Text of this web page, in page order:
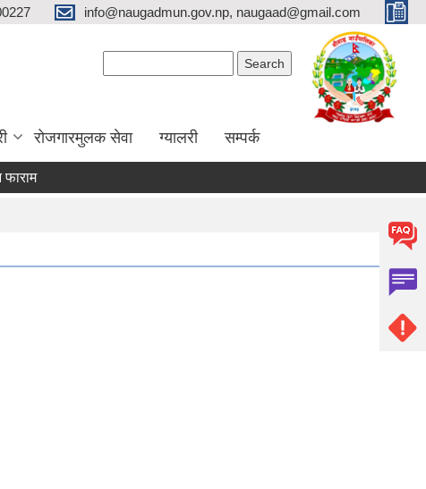
info@naugadmun.gov.np, naugaad@gmail.com
रोजगारमुलक सेवा ग्यालरी सम्पर्क